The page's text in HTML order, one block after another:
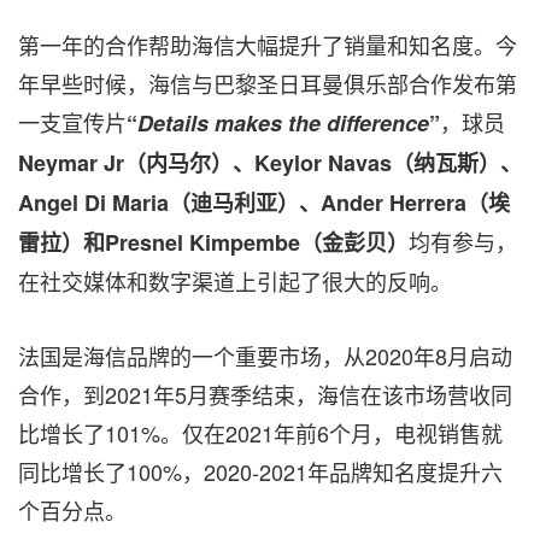
第一年的合作帮助海信大幅提升了销量和知名度。今
年早些时候，海信与巴黎圣日耳曼俱乐部合作发布第
一支宣传片“Details makes the difference”，球员
Neymar Jr（内马尔） 、 Keylor Navas（纳瓦斯）、
Angel Di Maria（迪马利亚）、 Ander Herrera（埃
雷拉）和Presnel Kimpembe（金彭贝） 均有参与，
在社交媒体和数字渠道上引起了很大的反响。
法国是海信品牌的一个重要市场，从2020年8月启动
合作，到2021年5月赛季结束，海信在该市场营收同
比增长了101%。仅在2021年前6个月， 电视销售就
同比增长了100%，2020-2021年品牌知名度提升六
个百分点。